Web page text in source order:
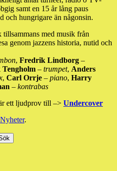
samt en 15 år lång paus
och hungrigare än någonsin.
med musik från
genom jazzens historia, nutid och
, Fredrik Lindborg –
– trumpet, Anders
, Carl Orrje – piano, Harry
– kontrabas
ett ljudprov till –> Undercover
Nyheter.